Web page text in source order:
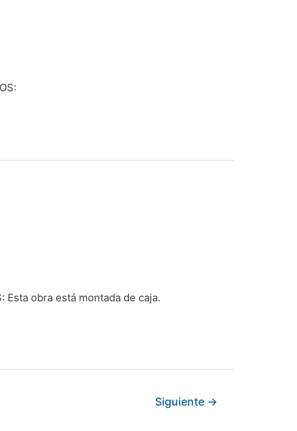
Esta obra está montada de caja.
Siguiente →